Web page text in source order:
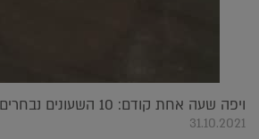
ויפה שעה אחת קודם: 10 השעונים נבחרים לכבוד שעון חורף |
31.10.2021